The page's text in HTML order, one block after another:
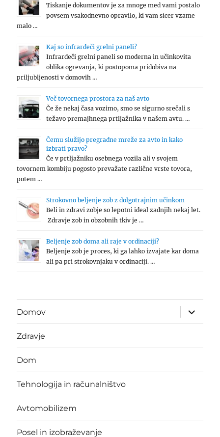
Tiskanje dokumentov je za mnoge med vami postalo
povsem vsakodnevno opravilo, ki vam sicer vzame
malo …
Kaj so infrardeči grelni paneli?
Infrardeči grelni paneli so moderna in učinkovita
oblika ogrevanja, ki postopoma pridobiva na
priljubljenosti v domovih …
Več tovornega prostora za naš avto
Če že nekaj časa vozimo, smo se sigurno srečali s
težavo premajhnega prtljažnika v našem avtu. …
Čemu služijo pregradne mreže za avto in kako
izbrati pravo?
Če v prtljažniku osebnega vozila ali v svojem
tovornem kombiju pogosto prevažate različne vrste tovora,
potem …
Strokovno beljenje zob z dolgotrajnim učinkom
Beli in zdravi zobje so lepotni ideal zadnjih nekaj let.
Zdravje zob in obzobnih tkiv je …
Beljenje zob doma ali raje v ordinaciji?
Beljenje zob je proces, ki ga lahko izvajate kar doma
ali pa pri strokovnjaku v ordinaciji. …
Domov
expand
child
menu
Zdravje
Dom
Tehnologija in računalništvo
Avtomobilizem
Posel in izobraževanje